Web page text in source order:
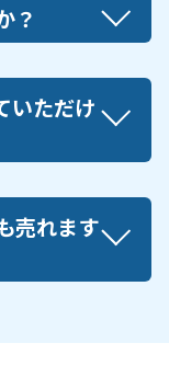
？
いただけ
売れます